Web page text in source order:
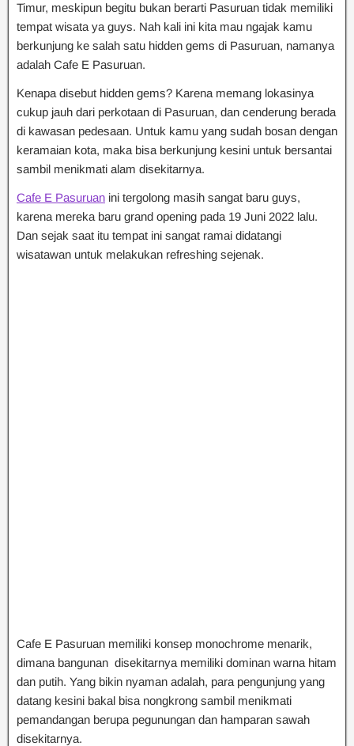
Timur, meskipun begitu bukan berarti Pasuruan tidak memiliki
tempat wisata ya guys. Nah kali ini kita mau ngajak kamu
berkunjung ke salah satu hidden gems di Pasuruan, namanya
adalah Cafe E Pasuruan.
Kenapa disebut hidden gems? Karena memang lokasinya
cukup jauh dari perkotaan di Pasuruan, dan cenderung berada
di kawasan pedesaan. Untuk kamu yang sudah bosan dengan
keramaian kota, maka bisa berkunjung kesini untuk bersantai
sambil menikmati alam disekitarnya.
Cafe E Pasuruan ini tergolong masih sangat baru guys,
karena mereka baru grand opening pada 19 Juni 2022 lalu.
Dan sejak saat itu tempat ini sangat ramai didatangi
wisatawan untuk melakukan refreshing sejenak.
Cafe E Pasuruan memiliki konsep monochrome menarik,
dimana bangunan disekitarnya memiliki dominan warna hitam
dan putih. Yang bikin nyaman adalah, para pengunjung yang
datang kesini bakal bisa nongkrong sambil menikmati
pemandangan berupa pegunungan dan hamparan sawah
disekitarnya.